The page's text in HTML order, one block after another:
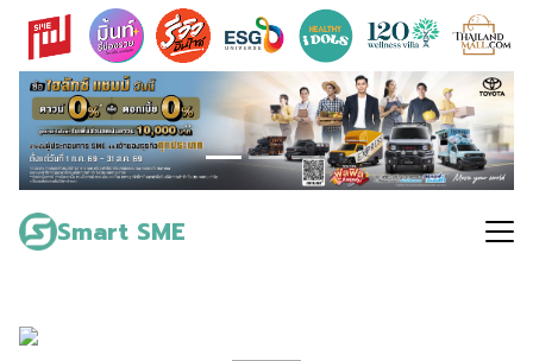
Skip
content
Smart SME
Search
for: